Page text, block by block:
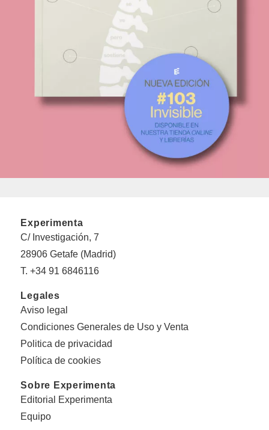
Experimenta
C/ Investigación, 7
28906 Getafe (Madrid)
T. +34 91 6846116
Legales
Aviso legal
Condiciones Generales de Uso y Venta
Politica de privacidad
Política de cookies
Sobre Experimenta
Editorial Experimenta
Equipo